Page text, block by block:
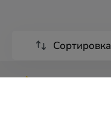
Сортировка